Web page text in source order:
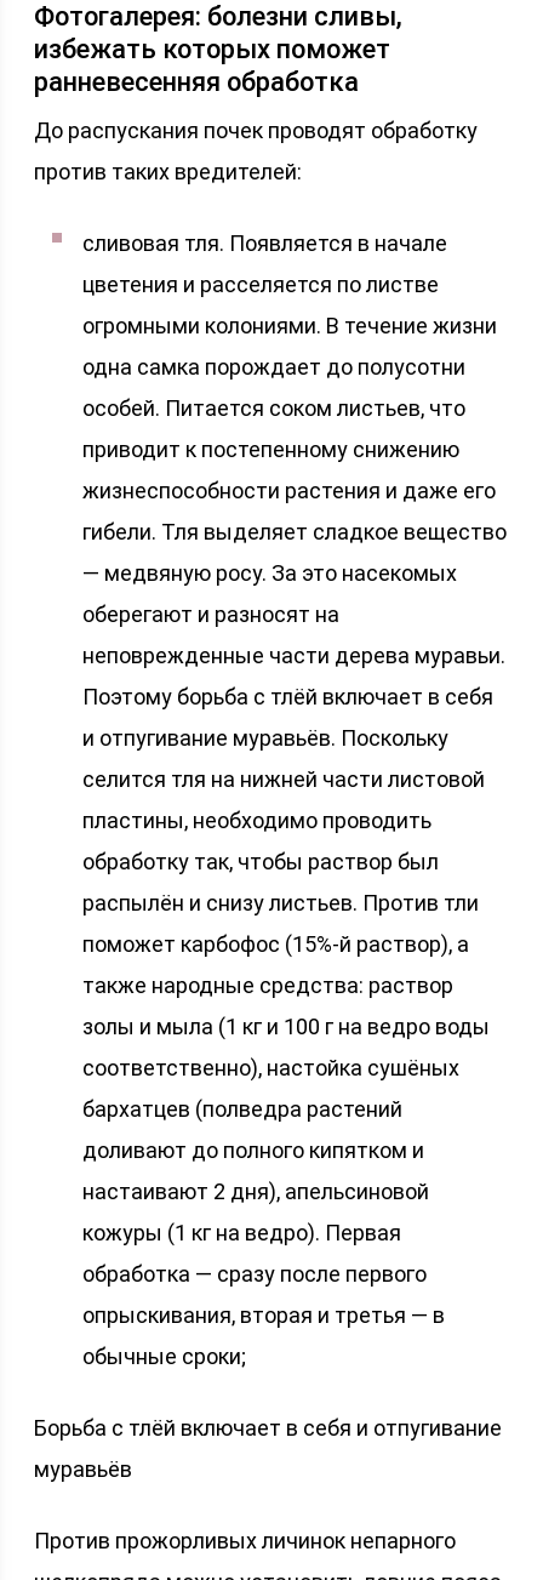
Фотогалерея: болезни сливы,
избежать которых поможет
ранневесенняя обработка
До распускания почек проводят обработку
против таких вредителей:
сливовая тля. Появляется в начале
цветения и расселяется по листве
огромными колониями. В течение жизни
одна самка порождает до полусотни
особей. Питается соком листьев, что
приводит к постепенному снижению
жизнеспособности растения и даже его
гибели. Тля выделяет сладкое вещество
— медвяную росу. За это насекомых
оберегают и разносят на
неповрежденные части дерева муравьи.
Поэтому борьба с тлёй включает в себя
и отпугивание муравьёв. Поскольку
селится тля на нижней части листовой
пластины, необходимо проводить
обработку так, чтобы раствор был
распылён и снизу листьев. Против тли
поможет карбофос (15%-й раствор), а
также народные средства: раствор
золы и мыла (1 кг и 100 г на ведро воды
соответственно), настойка сушёных
бархатцев (полведра растений
доливают до полного кипятком и
настаивают 2 дня), апельсиновой
кожуры (1 кг на ведро). Первая
обработка — сразу после первого
опрыскивания, вторая и третья — в
обычные сроки;
Борьба с тлёй включает в себя и отпугивание
муравьёв
Против прожорливых личинок непарного